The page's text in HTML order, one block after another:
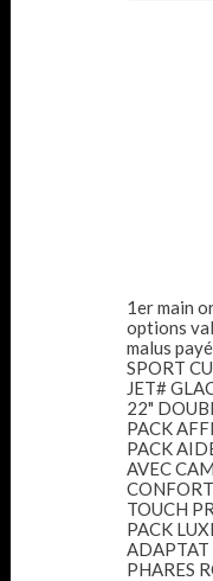
1er main
options
malus
SPORT
JET#
22"
PACK
PACK
AVEC
TOUCH
PACK
ADAPTAT
PHARES